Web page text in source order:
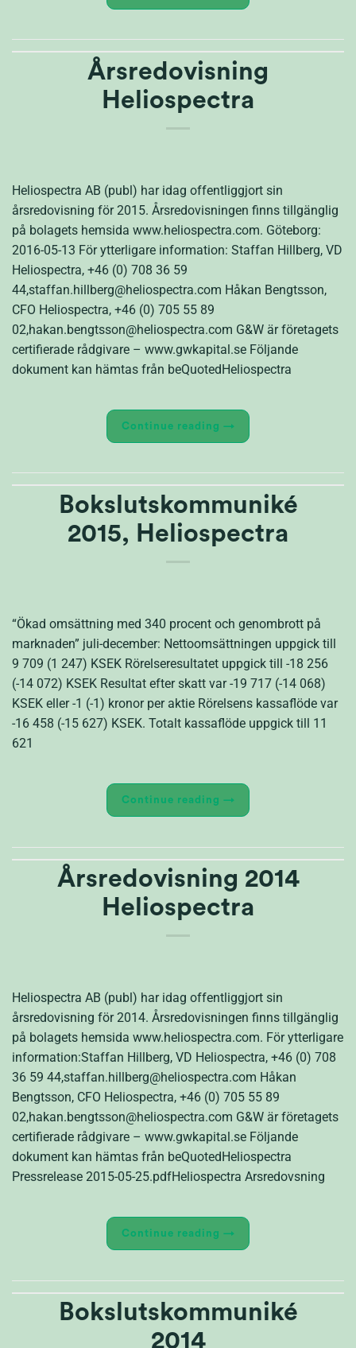
Årsredovisning
Heliospectra
Heliospectra AB (publ) har idag offentliggjort sin
årsredovisning för 2015. Årsredovisningen finns tillgänglig
på bolagets hemsida www.heliospectra.com. Göteborg:
2016-05-13 För ytterligare information: Staffan Hillberg, VD
Heliospectra, +46 (0) 708 36 59
44,staffan.hillberg@heliospectra.com Håkan Bengtsson,
CFO Heliospectra, +46 (0) 705 55 89
02,hakan.bengtsson@heliospectra.com G&W är företagets
certifierade rådgivare – www.gwkapital.se Följande
dokument kan hämtas från beQuotedHeliospectra
Continue reading →
Bokslutskommuniké
2015, Heliospectra
“Ökad omsättning med 340 procent och genombrott på
marknaden” juli-december: Nettoomsättningen uppgick till
9 709 (1 247) KSEK Rörelseresultatet uppgick till -18 256
(-14 072) KSEK Resultat efter skatt var -19 717 (-14 068)
KSEK eller -1 (-1) kronor per aktie Rörelsens kassaflöde var
-16 458 (-15 627) KSEK. Totalt kassaflöde uppgick till 11
621
Continue reading →
Årsredovisning 2014
Heliospectra
Heliospectra AB (publ) har idag offentliggjort sin
årsredovisning för 2014. Årsredovisningen finns tillgänglig
på bolagets hemsida www.heliospectra.com. För ytterligare
information:Staffan Hillberg, VD Heliospectra, +46 (0) 708
36 59 44,staffan.hillberg@heliospectra.com Håkan
Bengtsson, CFO Heliospectra, +46 (0) 705 55 89
02,hakan.bengtsson@heliospectra.com G&W är företagets
certifierade rådgivare – www.gwkapital.se Följande
dokument kan hämtas från beQuotedHeliospectra
Pressrelease 2015-05-25.pdfHeliospectra Arsredovsning
Continue reading →
Bokslutskommuniké
2014